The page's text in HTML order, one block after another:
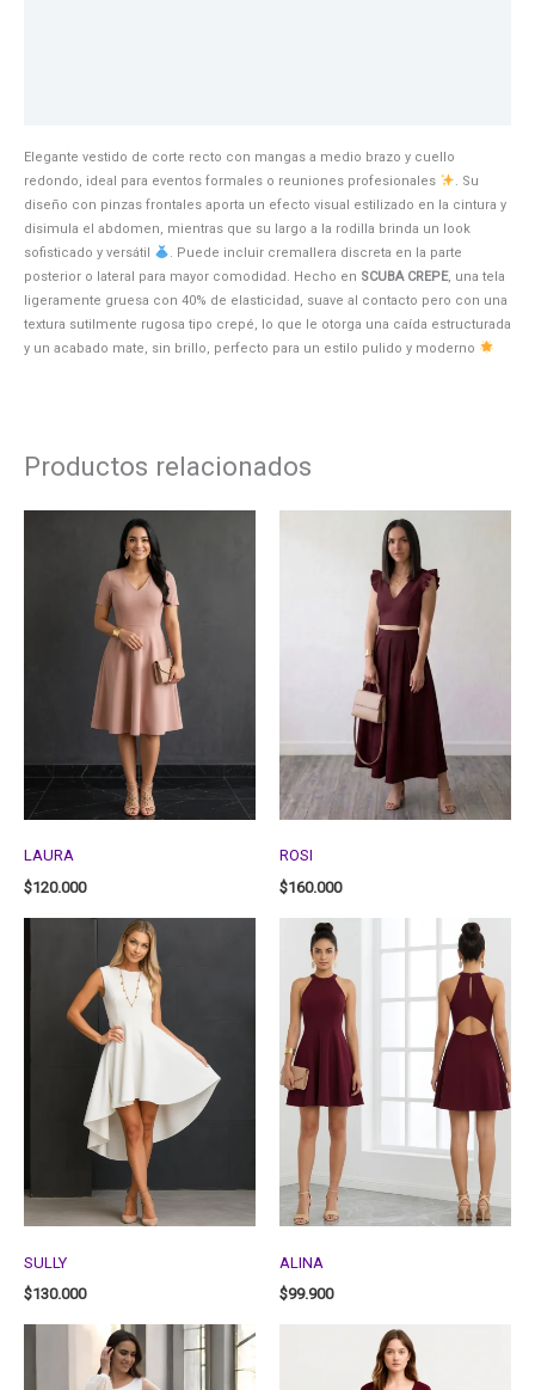
Elegante vestido de corte recto con mangas a medio brazo y cuello
redondo, ideal para eventos formales o reuniones profesionales
. Su
diseño con pinzas frontales aporta un efecto visual estilizado en la cintura y
disimula el abdomen, mientras que su largo a la rodilla brinda un look
sofisticado y versátil
. Puede incluir cremallera discreta en la parte
posterior o lateral para mayor comodidad. Hecho en SCUBA CREPE, una tela
ligeramente gruesa con 40% de elasticidad, suave al contacto pero con una
textura sutilmente rugosa tipo crepé, lo que le otorga una caída estructurada
y un acabado mate, sin brillo, perfecto para un estilo pulido y moderno
Productos relacionados
LAURA
$120.000
ROSI
$160.000
SULLY
$130.000
ALINA
$99.900